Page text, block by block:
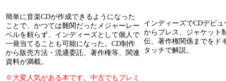
簡単に音楽CDが作成できるようになった
ことで、かつては難関だったメジャーレー
ベルを頼らず、インディーズとして個人で
一発当てることも可能になった。CD制作
から販売方法・流通委託、著作権等、関連
資料が満載。
※大変人気がある本です。中古でもプレミ
インディーズでCDデビ
からプレス、ジャケット
伝、著作権関係までをド
タッチで解説。